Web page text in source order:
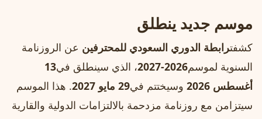
موسم جديد ينطلق
كشفترابطة الدوري السعودي للمحترفين عن الروزنامة
السنوية لموسم2026-2027 ، الذي سينطلق في13
أغسطس 2026
وسيختتم في29 مايو 2027
. هذا الموسم
سيتزامن مع روزنامة مزدحمة بالالتزامات الدولية والقارية